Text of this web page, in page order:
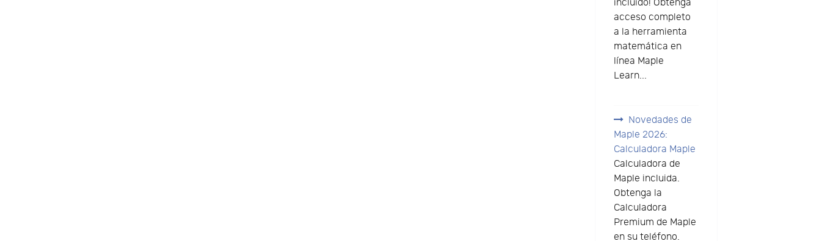
incluido! Obtenga
acceso completo
a la herramienta
matemática en
línea Maple
Learn...
Novedades de
Maple 2026:
Calculadora Maple
Calculadora de
Maple incluida.
Obtenga la
Calculadora
Premium de Maple
en su teléfono.